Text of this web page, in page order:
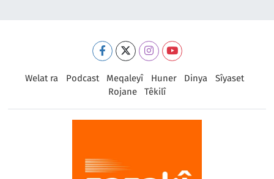
Welat ra Podcast Meqaleyî Huner Dinya
Sîyaset
Rojane
Têkilî